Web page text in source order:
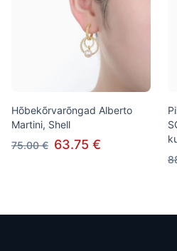
Hõbekõrvarõngad Alberto
Martini, Shell
75.00 € 63.75 €